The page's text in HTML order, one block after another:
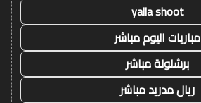
yalla shoot
مباريات اليوم مباشر
برشلونة مباشر
ريال مدريد مباشر